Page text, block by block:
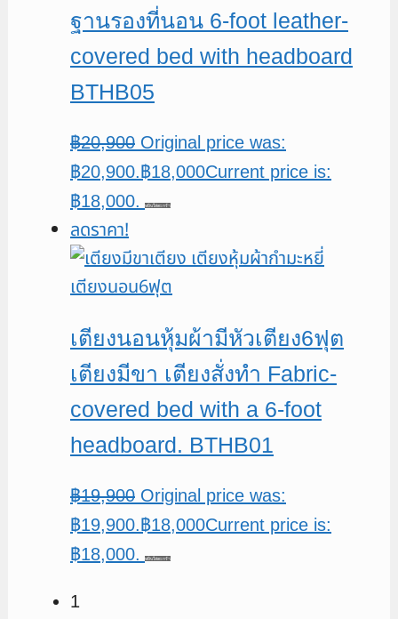
ฐานรองที่นอน 6-foot leather-
covered bed with headboard
BTHB05
฿20,900 Original price was:
฿20,900.฿18,000Current price is:
฿18,000.
หยิบใส่ตะกร้า
ลดราคา!
เตียงนอนหุ้มผ้ามีหัวเตียง6ฟุต
เตียงมีขา เตียงสั่งทำ Fabric-
covered bed with a 6-foot
headboard. BTHB01
฿19,900 Original price was:
฿19,900.฿18,000Current price is:
฿18,000.
หยิบใส่ตะกร้า
1